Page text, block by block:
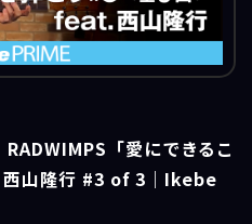
「愛にできるこ
山隆行 #3 of 3｜Ikebe